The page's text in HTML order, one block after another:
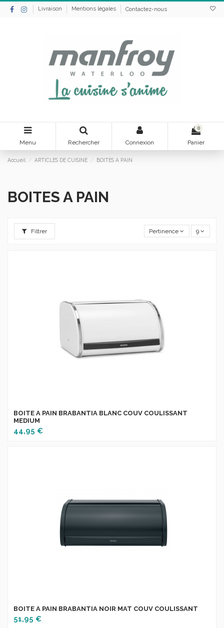
Livraison Mentions légales Contactez-nous
Menu Rechercher Connexion
0
Panier
Accueil ARTICLES DE CUISINE BOITES A PAIN
BOITES A PAIN
Filtrer Pertinence 9
BOITE A PAIN BRABANTIA BLANC COUV COULISSANT
MEDIUM
44,95 €
BOITE A PAIN BRABANTIA NOIR MAT COUV COULISSANT
51,95 €